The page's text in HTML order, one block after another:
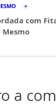
com
Mesmo
a